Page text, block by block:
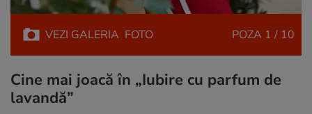
VEZI GALERIA FOTO POZA 1 / 10
Cine mai joacă în „Iubire cu parfum de
lavandă”